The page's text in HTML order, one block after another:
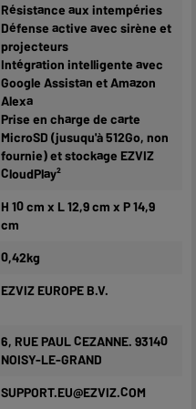
Résistance aux intempéries
Défense active avec sirène et
projecteurs
Intégration intelligente avec
Google Assistan et Amazon
Alexa
Prise en charge de carte
MicroSD (jusuqu'à 512Go, non
fournie) et stockage EZVIZ
CloudPlay²
H 10 cm x L 12,9 cm x P 14,9
cm
0,42kg
EZVIZ EUROPE B.V.
6, RUE PAUL CEZANNE. 93140
NOISY-LE-GRAND
SUPPORT.EU@EZVIZ.COM